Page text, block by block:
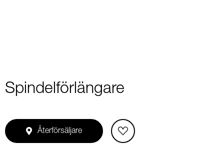
Spindelförlängare
Återförsäljare